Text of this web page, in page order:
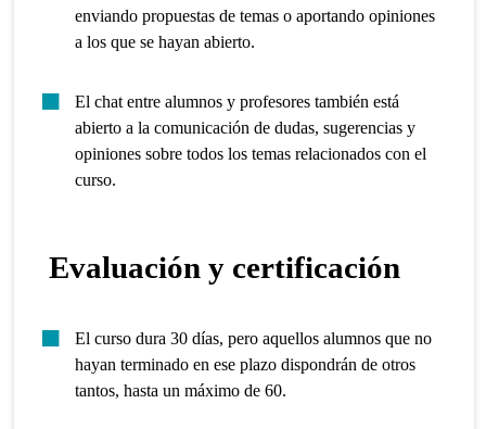
enviando propuestas de temas o aportando opiniones
a los que se hayan abierto.
El chat entre alumnos y profesores también está
abierto a la comunicación de dudas, sugerencias y
opiniones sobre todos los temas relacionados con el
curso.
Evaluación y certificación
El curso dura 30 días, pero aquellos alumnos que no
hayan terminado en ese plazo dispondrán de otros
tantos, hasta un máximo de 60.